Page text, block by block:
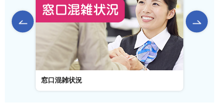
前のスライドを表示
窓口混雑状況